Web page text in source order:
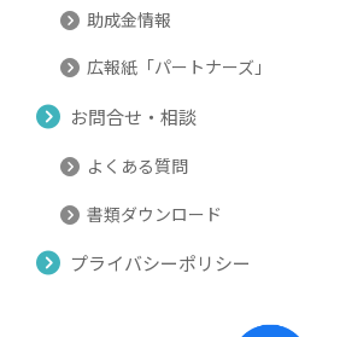
助成金情報
広報紙「パートナーズ」
お問合せ・相談
よくある質問
書類ダウンロード
プライバシーポリシー